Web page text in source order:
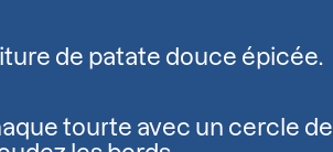
de patate douce épicée.
tourte avec un cercle de